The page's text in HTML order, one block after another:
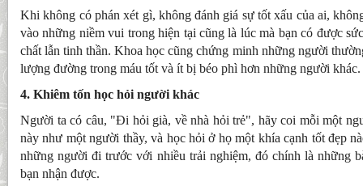
Khi không có phán xét gì, không đánh giá sự tốt xấu của ai,
vào những niềm vui trong hiện tại cũng là lúc mà bạn có được
chất lẫn tinh thần. Khoa học cũng chứng minh những người
lượng đường trong máu tốt và ít bị béo phì hơn những người khác.
4. Khiêm tốn học hỏi người khác
Người ta có câu, "Đi hỏi già, về nhà hỏi trẻ", hãy coi mỗi một
này như một người thầy, và học hỏi ở họ một khía cạnh tốt đẹp
những người đi trước với nhiều trải nghiệm, đó chính là những
bạn nhận được.